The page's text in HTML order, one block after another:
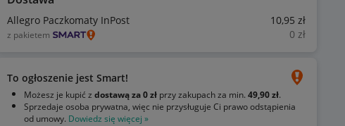
Allegro Paczkomaty InPost 10,95 zł
z pakietem 0 zł
To ogłoszenie jest Smart!
Możesz je kupić z dostawą za 0 zł przy zakupach za min. 49,90 zł.
Sprzedaje osoba prywatna, więc nie przysługuje Ci prawo odstąpienia
od umowy. Dowiedz się więcej »